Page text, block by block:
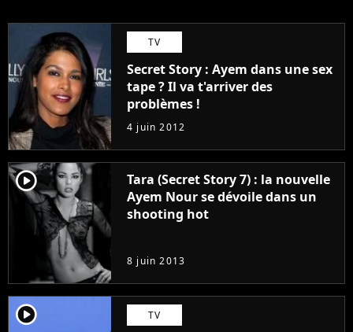
TV
Secret Story : Ayem dans une sex
tape ? Il va t'arriver des
problèmes !
4 juin 2012
player2
Tara (Secret Story 7) : la nouvelle
Ayem Nour se dévoile dans un
shooting hot
8 juin 2013
player2 TV